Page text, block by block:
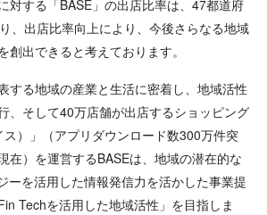
対する「BASE」の出店比率は、47都道府
、出店比率向上により、今後さらなる地域
創出できると考えております。
する地域の産業と生活に密着し、地域活性
、そして40万店舗が出店するショッピング
ス）」（アプリダウンロード数300万件突
在）を運営するBASEは、地域の潜在的な
ーを活用した情報発信力を活かした事業提
Techを活用した地域活性」を目指しま